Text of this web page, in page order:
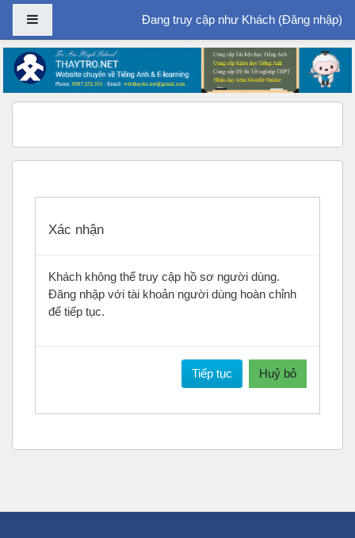
Chuyển tới nội dung chính
Bảng điều khiển cạnhĐang truy cập như Khách (Đăng nhập)
Xác nhận
Khách không thể truy cập hồ sơ người dùng.
Đăng nhập với tài khoản người dùng hoàn chỉnh
để tiếp tục.
Tiếp tục Huỷ bỏ